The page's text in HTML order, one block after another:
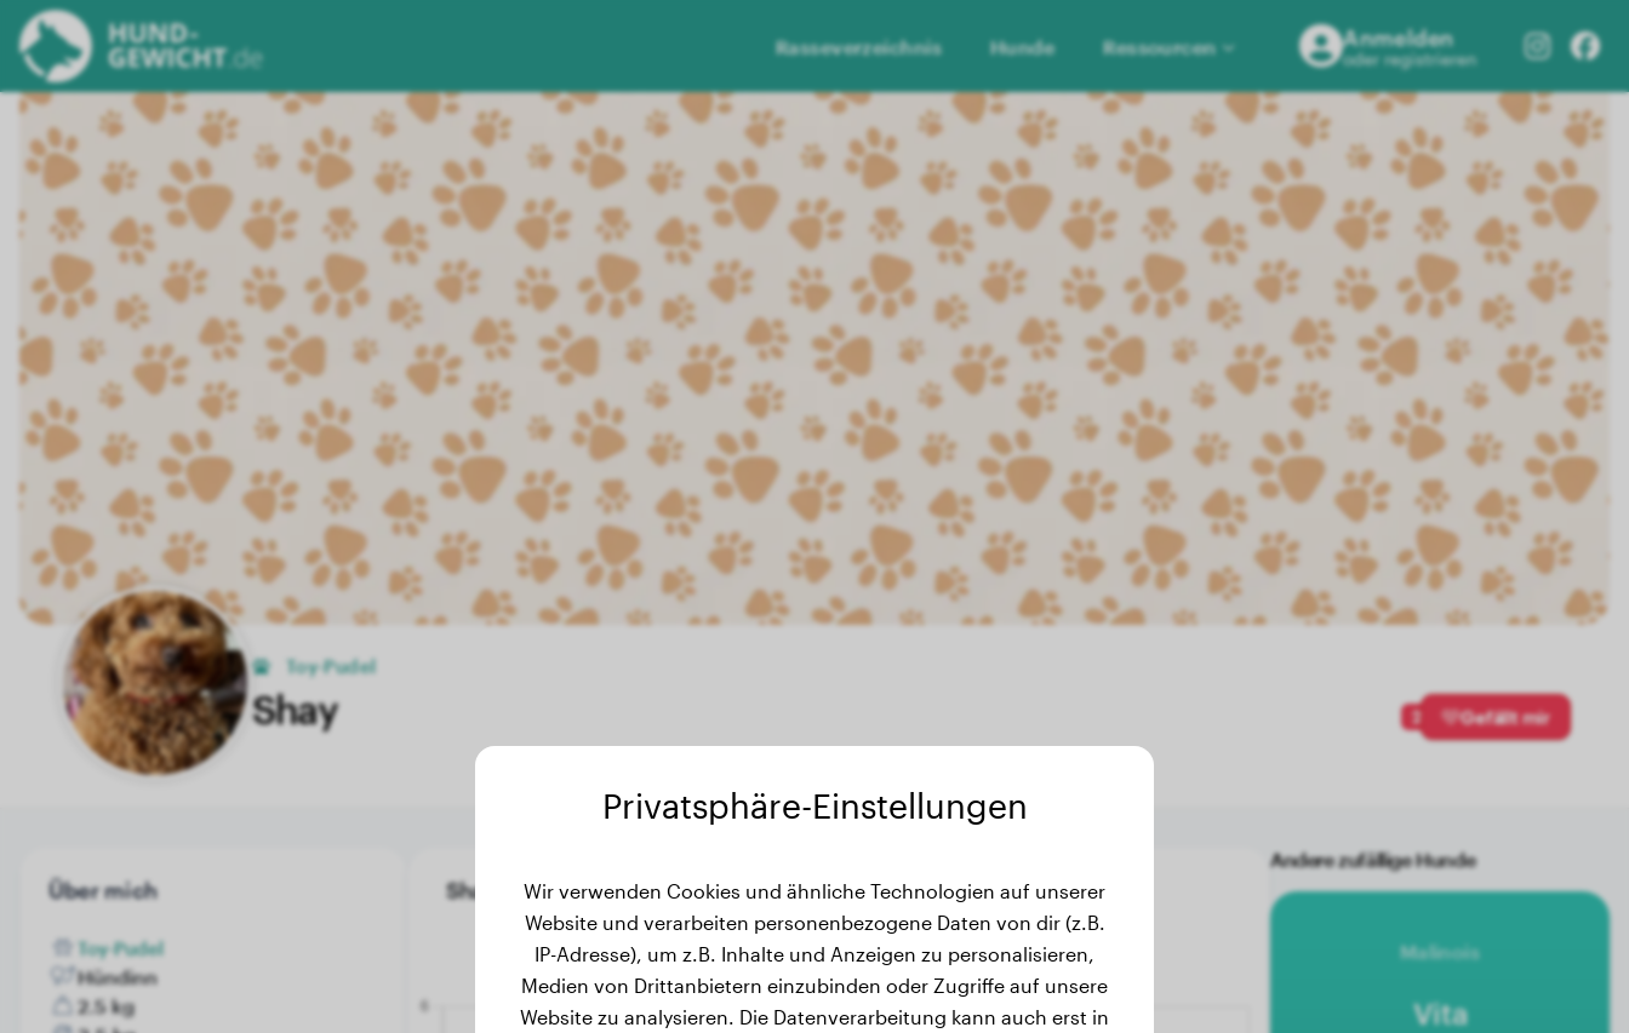
Rasseverzeichnis Hunde Ressourcen Anmelden
oder registrieren
Toy-Pudel
Shay 2 Gefällt mir
Über mich
Toy-Pudel
Hündinn
2.5 kg
Shay's Gewichtsverlauf
Andere zufällige Hunde
Malinois
Vita
Privatsphäre-Einstellungen
Wir verwenden Cookies und ähnliche Technologien auf unserer
Website und verarbeiten personenbezogene Daten von dir (z.B.
IP-Adresse), um z.B. Inhalte und Anzeigen zu personalisieren,
Medien von Drittanbietern einzubinden oder Zugriffe auf unsere
Website zu analysieren. Die Datenverarbeitung kann auch erst in